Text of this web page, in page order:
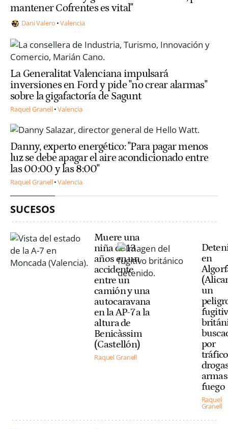
mantener Cofrentes es vital"
Dani Valero Valencia
La Generalitat Valenciana impulsará
inversiones en Ford y pide "no crear alarmas"
sobre la gigafactoría de Sagunt
Raquel Granell Valencia
Danny, experto energético: "Para pagar menos
luz se debe apagar el aire acondicionado entre
las 00:00 y las 8:00"
Raquel Granell Valencia
SUCESOS
Muere una
niña de 13
años en un
accidente
entre un
camión y una
autocaravana
en la AP-7 a la
altura de
Benicàssim
(Castellón)
Raquel Granell
en
un
por
fuego
Raquel
Granell